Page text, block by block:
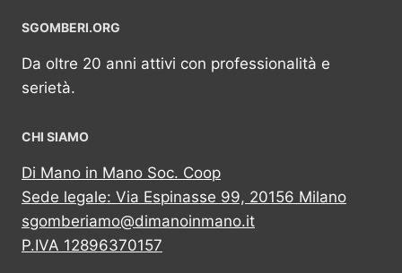
SGOMBERI.ORG
Da oltre 20 anni attivi con professionalità e
serietà.
CHI SIAMO
Di Mano in Mano Soc. Coop
Sede legale: Via Espinasse 99, 20156 Milano
sgomberiamo@dimanoinmano.it
P.IVA 12896370157